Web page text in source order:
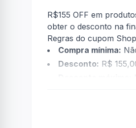
R$155 OFF em
obter o desconto na
Regras do cupom
Compra mínima:
Desconto: R$
econtradas